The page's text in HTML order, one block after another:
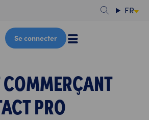
FR
Se connecter
PRO